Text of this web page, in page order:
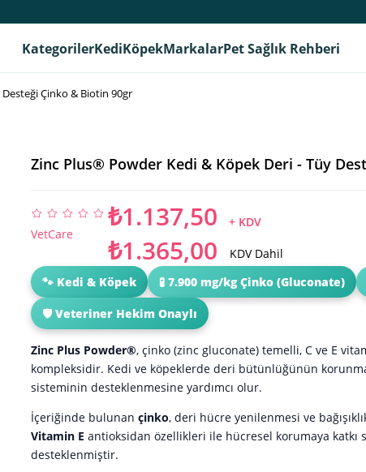
KategorilerKediKöpekMarkalarPet Sağlık Rehberi
Çinko & Biotin 90gr
Zinc Plus® Powder Kedi & Köpek Deri - Tüy
VetCare
₺1.137,50 + KDV
KDV Dahil
₺1.365,00
🐾 Kedi & Köpek 🧪 7.900 mg/kg Çinko (Gluconate)
🛡️ Veteriner Hekim Onaylı
Zinc Plus Powder®, çinko (zinc gluconate) temelli, C ve E
kompleksidir. Kedi ve köpeklerde deri bütünlüğünün
sisteminin desteklenmesine yardımcı olur.
İçeriğinde bulunan çinko, deri hücre yenilenmesi ve
Vitamin E antioksidan özellikleri ile hücresel korumaya
desteklenmiştir.